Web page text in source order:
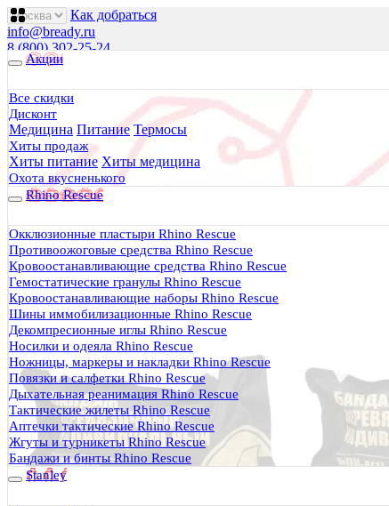
Как добраться
info@bready.ru
8 (800) 302-25-24
Пн 0900- 18
Будь Готов
Магазин походного снаряжения
все для туризма, охоты, рыбалки
Каталог
Акции
Все скидки
Дисконт
Медицина Питание Термосы
Хиты продаж
Хиты питание Хиты медицина
Охота вкусненького
Rhino Rescue
Окклюзионные пластыри Rhino Rescue
Противоожоговые средства Rhino Rescue
Кровоостанавливающие средства Rhino Rescue
Гемостатические гранулы Rhino Rescue
Кровоостанавливающие наборы Rhino Rescue
Шины иммобилизационные Rhino Rescue
Декомпресионные иглы Rhino Rescue
Носилки и одеяла Rhino Rescue
Ножницы, маркеры и накладки Rhino Rescue
Повязки и салфетки Rhino Rescue
Дыхательная реанимация Rhino Rescue
Тактические жилеты Rhino Rescue
Аптечки тактические Rhino Rescue
Жгуты и турникеты Rhino Rescue
Бандажи и бинты Rhino Rescue
Stanley
0 руб.
0
0
Тактическая медицина
Еда в дорогу
Термосы Stanley
Фильтры для воды
Оплата и доставка
Гарантия и возврат
Оптовикам
Контакты